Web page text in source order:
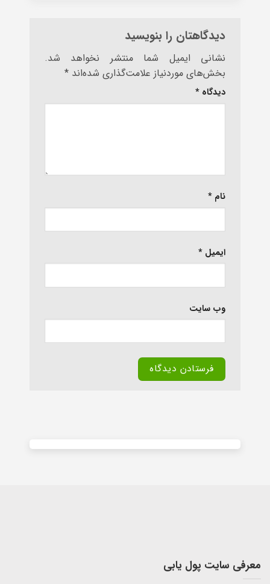
دیدگاهتان را بنویسید
نشانی ایمیل شما منتشر نخواهد شد.
بخش‌های موردنیاز علامت‌گذاری شده‌اند *
دیدگاه *
نام *
ایمیل *
وب‌ سایت
معرفی سایت پول یابی